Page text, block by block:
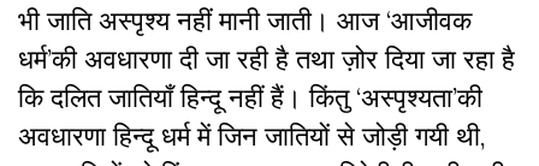
भी जाति अस्पृश्य नहीं मानी जाती। आज ‘आजीवक
धर्म’की अवधारणा दी जा रही है तथा ज़ोर दिया जा रहा है
कि दलित जातियाँ हिन्दू नहीं हैं। किंतु ‘अस्पृश्यता’की
अवधारणा हिन्दू धर्म में जिन जातियों से जोड़ी गयी थी,